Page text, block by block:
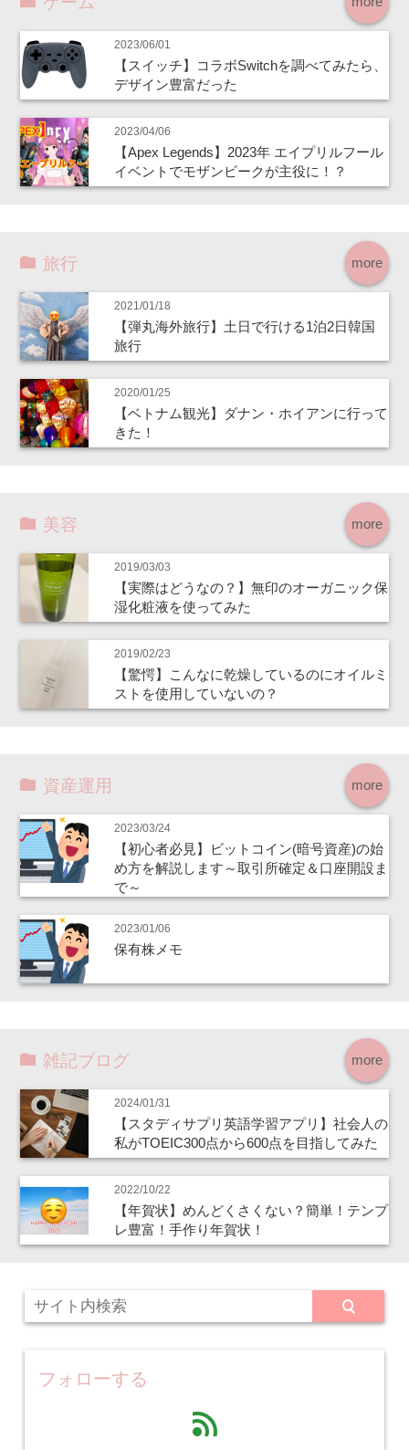
2023/06/01
【スイッチ】コラボSwitchを調べてみたら、
デザイン豊富だった
2023/04/06
【Apex Legends】2023年 エイプリルフール
イベントでモザンビークが主役に！？
more
旅行
2021/01/18
【弾丸海外旅行】土日で行ける1泊2日韓国
旅行
2020/01/25
【ベトナム観光】ダナン・ホイアンに行って
きた！
more
美容
2019/03/03
【実際はどうなの？】無印のオーガニック保
湿化粧液を使ってみた
2019/02/23
【驚愕】こんなに乾燥しているのにオイルミ
ストを使用していないの？
more
資産運用
2023/03/24
【初心者必見】ビットコイン(暗号資産)の始
め方を解説します～取引所確定＆口座開設ま
で～
2023/01/06
保有株メモ
more
雑記ブログ
2024/01/31
【スタディサプリ英語学習アプリ】社会人の
私がTOEIC300点から600点を目指してみた
2022/10/22
【年賀状】めんどくさくない？簡単！テンプ
レ豊富！手作り年賀状！
フォローする
feed